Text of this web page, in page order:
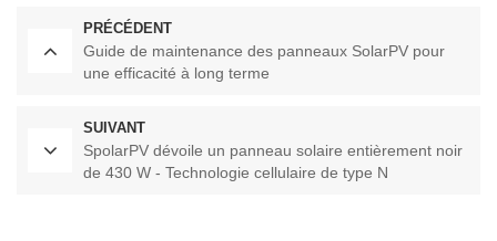
PRÉCÉDENT
Guide de maintenance des panneaux SolarPV pour
une efficacité à long terme
SUIVANT
SpolarPV dévoile un panneau solaire entièrement noir
de 430 W - Technologie cellulaire de type N